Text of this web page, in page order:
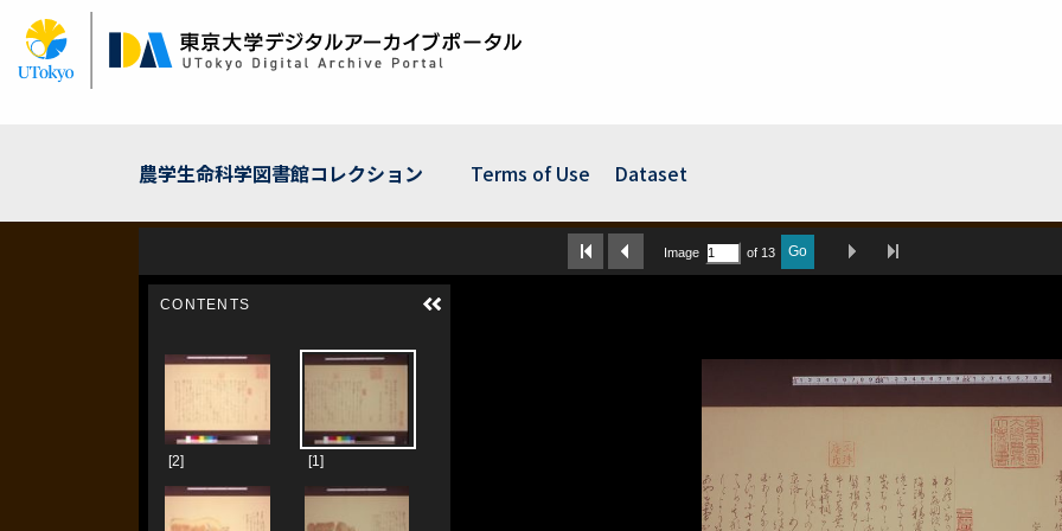
Skip
main
content
農学生命科学図書館コレクション Terms of Use Dataset